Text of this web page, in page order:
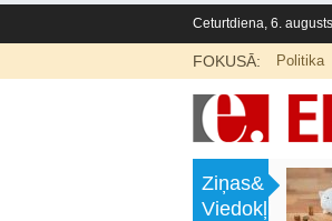
Ceturtdiena, 6.
FOKUSĀ: Politika
Ziņas&
Viedokļi
Inflācijas slogs atgriežas: ECB varētu